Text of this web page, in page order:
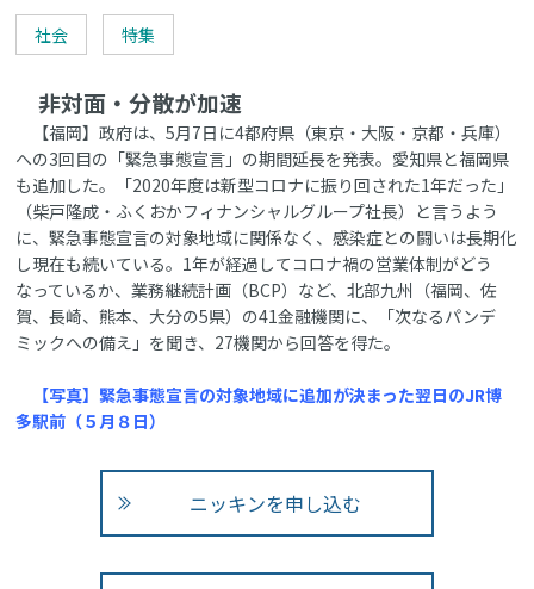
社会 特集
非対面・分散が加速
【福岡】政府は、5月7日に4都府県（東京・大阪・京都・兵庫）
への3回目の「緊急事態宣言」の期間延長を発表。愛知県と福岡県
も追加した。「2020年度は新型コロナに振り回された1年だった」
（柴戸隆成・ふくおかフィナンシャルグループ社長）と言うよう
に、緊急事態宣言の対象地域に関係なく、感染症との闘いは長期化
し現在も続いている。1年が経過してコロナ禍の営業体制がどう
なっているか、業務継続計画（BCP）など、北部九州（福岡、佐
賀、長崎、熊本、大分の5県）の41金融機関に、「次なるパンデ
ミックへの備え」を聞き、27機関から回答を得た。
【写真】緊急事態宣言の対象地域に追加が決まった翌日のJR博
多駅前（５月８日）
ニッキンを申し込む